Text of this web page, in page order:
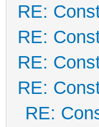
RE:
RE:
RE:
RE:
RE: